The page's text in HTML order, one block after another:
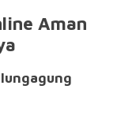
Aman